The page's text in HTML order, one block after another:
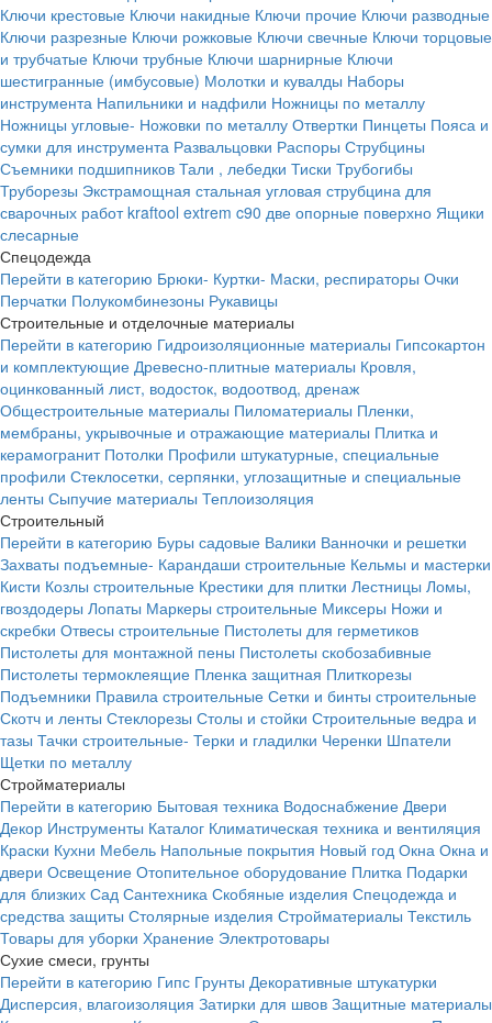
Ключи крестовые Ключи накидные Ключи прочие Ключи разводные
Ключи разрезные Ключи рожковые Ключи свечные Ключи торцовые
и трубчатые Ключи трубные Ключи шарнирные Ключи
шестигранные (имбусовые) Молотки и кувалды Наборы
инструмента Напильники и надфили Ножницы по металлу
Ножницы угловые- Ножовки по металлу Отвертки Пинцеты Пояса и
сумки для инструмента Развальцовки Распоры Струбцины
Съемники подшипников Тали , лебедки Тиски Трубогибы
Труборезы Экстрамощная стальная угловая струбцина для
сварочных работ kraftool extrem c90 две опорные поверхно Ящики
слесарные
Спецодежда
Перейти в категорию Брюки- Куртки- Маски, респираторы Очки
Перчатки Полукомбинезоны Рукавицы
Строительные и отделочные материалы
Перейти в категорию Гидроизоляционные материалы Гипсокартон
и комплектующие Древесно-плитные материалы Кровля,
оцинкованный лист, водосток, водоотвод, дренаж
Общестроительные материалы Пиломатериалы Пленки,
мембраны, укрывочные и отражающие материалы Плитка и
керамогранит Потолки Профили штукатурные, специальные
профили Стеклосетки, серпянки, углозащитные и специальные
ленты Сыпучие материалы Теплоизоляция
Строительный
Перейти в категорию Буры садовые Валики Ванночки и решетки
Захваты подъемные- Карандаши строительные Кельмы и мастерки
Кисти Козлы строительные Крестики для плитки Лестницы Ломы,
гвоздодеры Лопаты Маркеры строительные Миксеры Ножи и
скребки Отвесы строительные Пистолеты для герметиков
Пистолеты для монтажной пены Пистолеты скобозабивные
Пистолеты термоклеящие Пленка защитная Плиткорезы
Подъемники Правила строительные Сетки и бинты строительные
Скотч и ленты Стеклорезы Столы и стойки Строительные ведра и
тазы Тачки строительные- Терки и гладилки Черенки Шпатели
Щетки по металлу
Стройматериалы
Перейти в категорию Бытовая техника Водоснабжение Двери
Декор Инструменты Каталог Климатическая техника и вентиляция
Краски Кухни Мебель Напольные покрытия Новый год Окна Окна и
двери Освещение Отопительное оборудование Плитка Подарки
для близких Сад Сантехника Скобяные изделия Спецодежда и
средства защиты Столярные изделия Стройматериалы Текстиль
Товары для уборки Хранение Электротовары
Сухие смеси, грунты
Перейти в категорию Гипс Грунты Декоративные штукатурки
Дисперсия, влагоизоляция Затирки для швов Защитные материалы